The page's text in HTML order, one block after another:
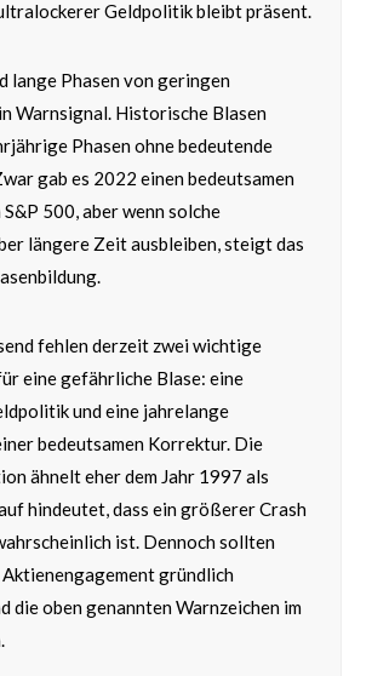
Geldpolitik bleibt präsent.
lange Phasen von geringen
Warnsignal. Historische Blasen
Phasen ohne bedeutende
gab es 2022 einen bedeutsamen
500, aber wenn solche
längere Zeit ausbleiben, steigt das
fehlen derzeit zwei wichtige
eine gefährliche Blase: eine
und eine jahrelange
bedeutsamen Korrektur. Die
ähnelt eher dem Jahr 1997 als
hindeutet, dass ein größerer Crash
ist. Dennoch sollten
gründlich
die oben genannten Warnzeichen im